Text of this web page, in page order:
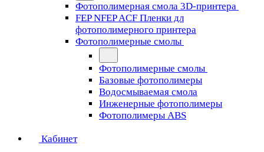
Фотополимерная смола 3D-принтера
FEP NFEP ACF Пленки дл
фотополимерного принтера
Фотополимерные смолы
Фотополимерные смолы
Базовые фотополимеры
Водосмываемая смола
Инженерные фотополимеры
Фотополимеры ABS
Кабинет